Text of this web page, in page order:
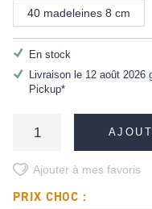
40 madeleines 8 cm
En stock
Livraison le 12 août 2026
Pickup*
Ajouter à mes favoris
PRIX CHOC :